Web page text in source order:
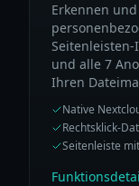
Erkennen
und alle 7
Ihren
Native
Rechtsklick-
Seitenleiste